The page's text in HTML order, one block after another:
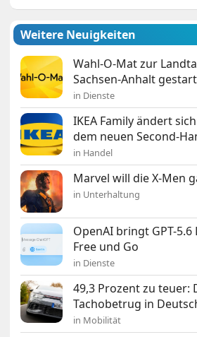
Weitere Neuigkeiten
Wahl-O-Mat zur
Sachsen-Anhalt
in Dienste
IKEA Family ändert
dem neuen Second-
in Handel
Marvel will die X-Men
in Unterhaltung
OpenAI bringt GPT-5.6
Free und Go
in Dienste
49,3 Prozent zu teuer:
Tachobetrug in
in Mobilität